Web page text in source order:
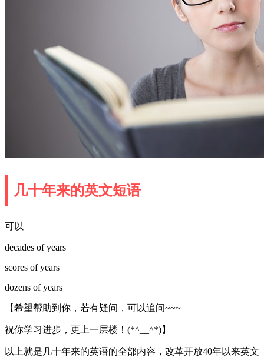
几十年来的英文短语
可以
decades of years
scores of years
dozens of years
【希望帮助到你，若有疑问，可以追问~~~
祝你学习进步，更上一层楼！(*^__^*)】
以上就是几十年来的英语的全部内容，改革开放40年以来英文